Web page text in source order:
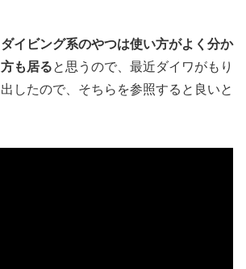
ダイビング系のやつは使い方がよく分か
も居ると思うので、最近ダイワがもり
したので、そちらを参照すると良いと